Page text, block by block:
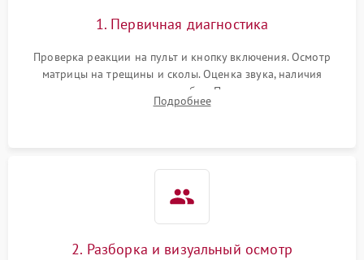
1. Первичная диагностика
Проверка реакции на пульт и кнопку включения. Осмотр
матрицы на трещины и сколы. Оценка звука, наличия
подсветки и индикаторов ошибок. Подключение тестовых
источников сигнала для выявления симптомов поломки.
Подробнее
2. Разборка и визуальный осмотр